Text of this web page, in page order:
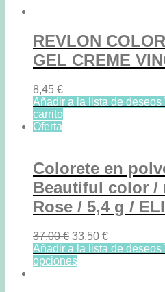
REVLON
GEL CREME
8,45 €
Añadir a la lista de deseos
carrito
Oferta
Colorete en
Beautiful color /
Rose / 5,4 g /
37,00€ 33,50 €
Añadir a la lista de deseos
opciones